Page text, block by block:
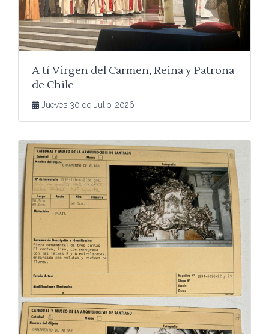
A tí Virgen del Carmen, Reina y Patrona
de Chile
Jueves 30 de Julio, 2026